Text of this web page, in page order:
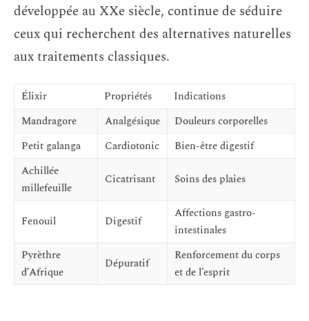
développée au XXe siècle, continue de séduire
ceux qui recherchent des alternatives naturelles
aux traitements classiques.
Élixir Propriétés
Indications
Mandragore
Analgésique
Douleurs corporelles
Petit galanga
Cardiotonic
Bien-être digestif
Achillée
millefeuille
Cicatrisant Soins des plaies
Fenouil Digestif
Affections gastro-
intestinales
Pyrèthre
d’Afrique
Dépuratif
Renforcement du corps
et de l’esprit